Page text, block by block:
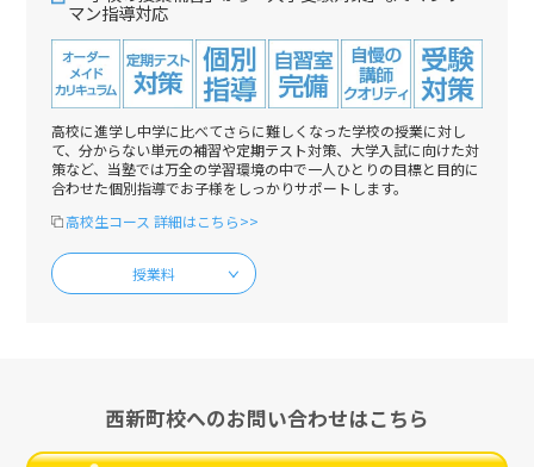
マン指導対応
高校に進学し中学に比べてさらに難しくなった学校の授業に対し
て、分からない単元の補習や定期テスト対策、大学入試に向けた対
策など、当塾では万全の学習環境の中で一人ひとりの目標と目的に
合わせた個別指導でお子様をしっかりサポートします。
高校生コース 詳細はこちら>>
授業料
西新町校へのお問い合わせはこちら